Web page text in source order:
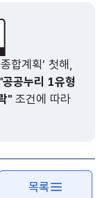
합계획’ 첫해,
"공공누리 1유형
"조건에 따라
목록